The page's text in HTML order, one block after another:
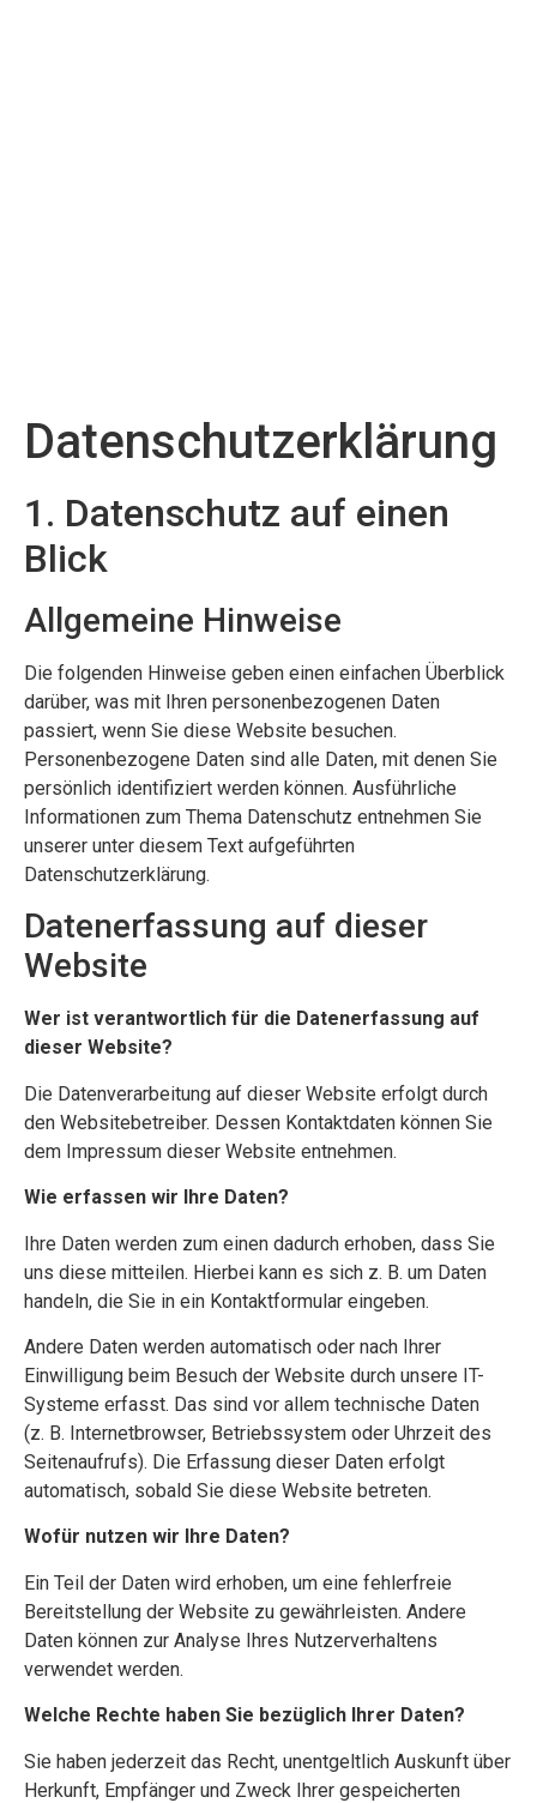
Datenschutzerklärung
1. Datenschutz auf einen
Blick
Allgemeine Hinweise
Die folgenden Hinweise geben einen einfachen Überblick
darüber, was mit Ihren personenbezogenen Daten
passiert, wenn Sie diese Website besuchen.
Personenbezogene Daten sind alle Daten, mit denen Sie
persönlich identifiziert werden können. Ausführliche
Informationen zum Thema Datenschutz entnehmen Sie
unserer unter diesem Text aufgeführten
Datenschutzerklärung.
Datenerfassung auf dieser
Website
Wer ist verantwortlich für die Datenerfassung auf
dieser Website?
Die Datenverarbeitung auf dieser Website erfolgt durch
den Websitebetreiber. Dessen Kontaktdaten können Sie
dem Impressum dieser Website entnehmen.
Wie erfassen wir Ihre Daten?
Ihre Daten werden zum einen dadurch erhoben, dass Sie
uns diese mitteilen. Hierbei kann es sich z. B. um Daten
handeln, die Sie in ein Kontaktformular eingeben.
Andere Daten werden automatisch oder nach Ihrer
Einwilligung beim Besuch der Website durch unsere IT-
Systeme erfasst. Das sind vor allem technische Daten
(z. B. Internetbrowser, Betriebssystem oder Uhrzeit des
Seitenaufrufs). Die Erfassung dieser Daten erfolgt
automatisch, sobald Sie diese Website betreten.
Wofür nutzen wir Ihre Daten?
Ein Teil der Daten wird erhoben, um eine fehlerfreie
Bereitstellung der Website zu gewährleisten. Andere
Daten können zur Analyse Ihres Nutzerverhaltens
verwendet werden.
Welche Rechte haben Sie bezüglich Ihrer Daten?
Sie haben jederzeit das Recht, unentgeltlich Auskunft über
Herkunft, Empfänger und Zweck Ihrer gespeicherten